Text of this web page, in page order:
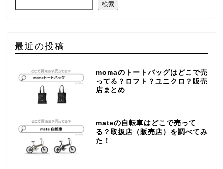
検索
最近の投稿
momaのトートバッグはどこで売
ってる？ロフト？ユニクロ？販売
店まとめ
mateの自転車はどこで売って
る？取扱店（販売店）を調べてみ
た！